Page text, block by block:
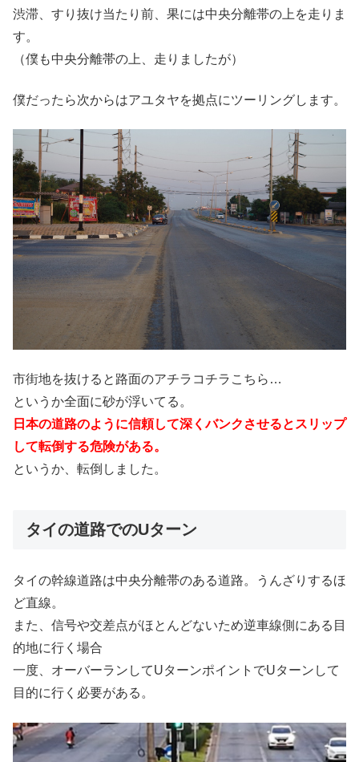
渋滞、すり抜け当たり前、果には中央分離帯の上を走りま
す。
（僕も中央分離帯の上、走りましたが）
僕だったら次からはアユタヤを拠点にツーリングします。
市街地を抜けると路面のアチラコチラこちら…
というか全面に砂が浮いてる。
日本の道路のように信頼して深くバンクさせるとスリップ
して転倒する危険がある。
というか、転倒しました。
タイの道路でのUターン
タイの幹線道路は中央分離帯のある道路。うんざりするほ
ど直線。
また、信号や交差点がほとんどないため逆車線側にある目
的地に行く場合
一度、オーバーランしてUターンポイントでUターンして
目的に行く必要がある。